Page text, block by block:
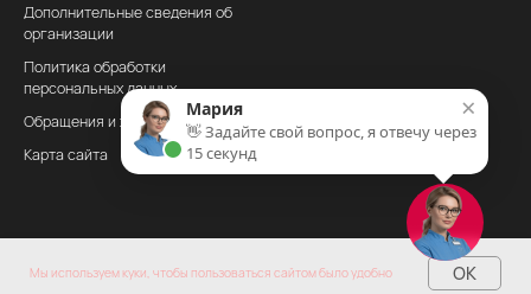
Мы используем куки, чтобы пользоваться сайтом было удобно OK
Дополнительные сведения об
организации
Политика обработки
персональных данных
Обращения и жалобы
Карта сайта
×
Мария
👋 Задайте свой вопрос, я отвечу через
15 секунд